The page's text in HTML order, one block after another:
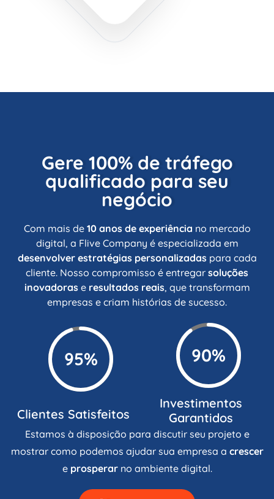
Gere 100% de tráfego
qualificado para seu
negócio
Com mais de 10 anos de experiência no mercado
digital, a Flive Company é especializada em
desenvolver estratégias personalizadaspara cada
cliente. Nosso compromisso é entregar soluções
inovadorase resultados reais, que transformam
empresas e criam histórias de sucesso.
95%
Clientes Satisfeitos
90%
Investimentos
Garantidos
Estamos à disposição para discutir seu projeto e
mostrar como podemos ajudar sua empresa a crescer
e prosperarno ambiente digital.